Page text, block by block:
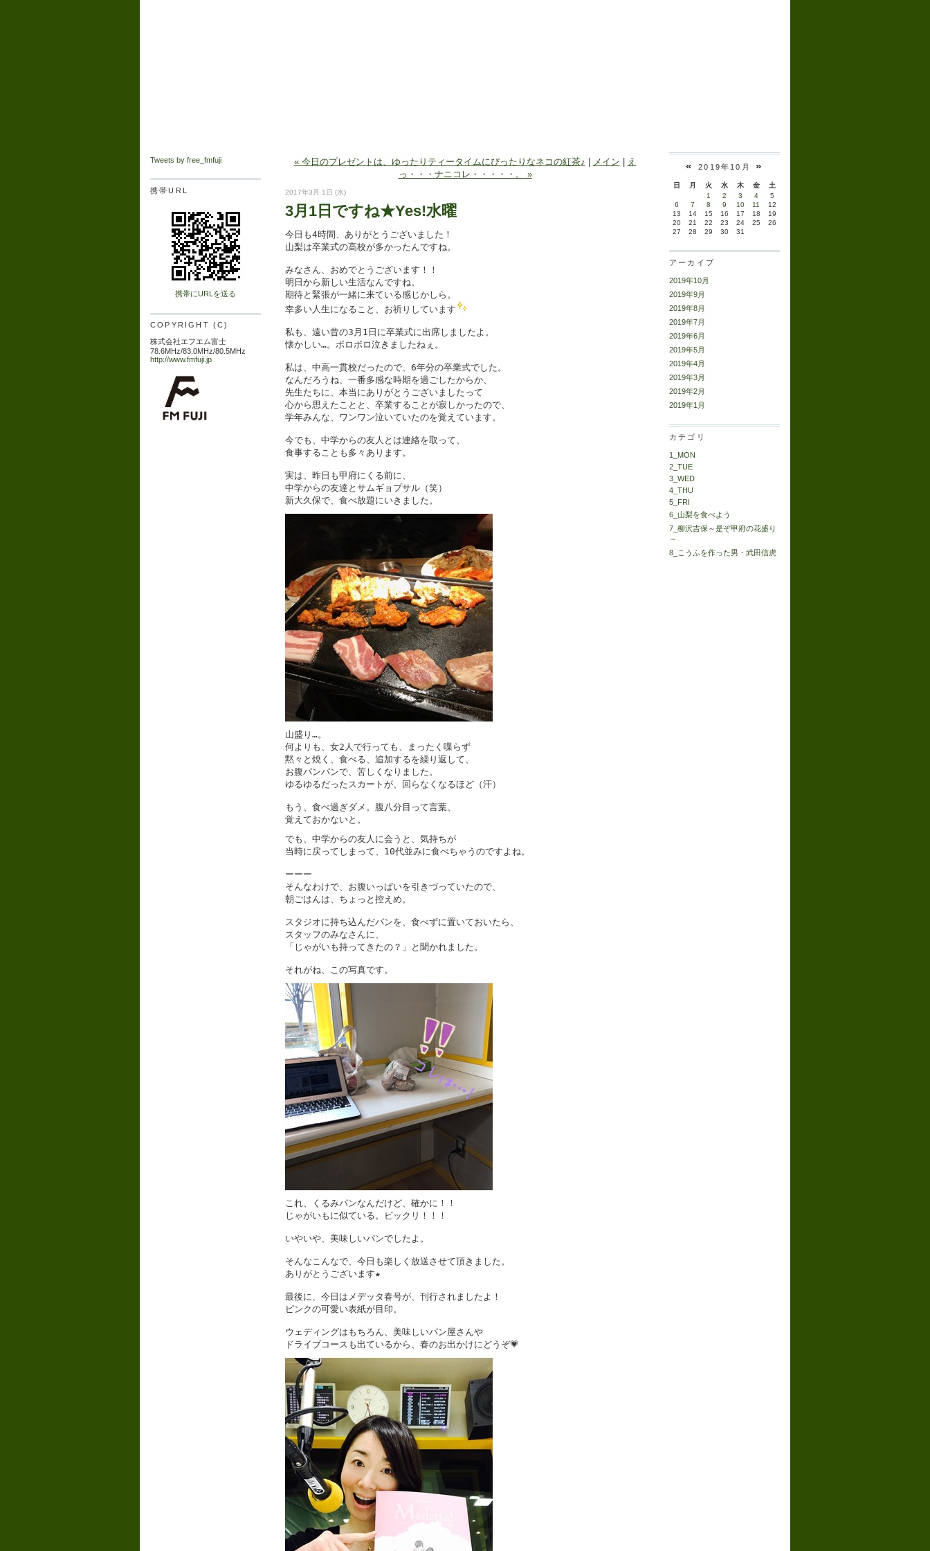
Tweets by free_fmfuji
携帯URL
携帯にURLを送る
COPYRIGHT (C)
株式会社エフエム富士
78.6MHz/83.0MHz/80.5MHz
http://www.fmfuji.jp
« 今日のプレゼントは、ゆったりティータイムにぴったりなネコの紅茶♪ メイン
え
っ・・・ナニコレ・・・・・。 »
2017年3月 1日 (水)
3月1日ですね★Yes!水曜
今日も4時間、ありがとうございました！
山梨は卒業式の高校が多かったんですね。
みなさん、おめでとうございます！！
明日から新しい生活なんですね。
期待と緊張が一緒に来ている感じかしら。
幸多い人生になること、お祈りしています
私も、遠い昔の3月1日に卒業式に出席しましたよ。
懐かしい…。ボロボロ泣きましたねぇ。
私は、中高一貫校だったので、6年分の卒業式でした。
なんだろうね、一番多感な時期を過ごしたからか、
先生たちに、本当にありがとうございましたって
心から思えたことと、卒業することが寂しかったので、
学年みんな、ワンワン泣いていたのを覚えています。
今でも、中学からの友人とは連絡を取って、
食事することも多々あります。
実は、昨日も甲府にくる前に、
中学からの友達とサムギョプサル（笑）
新大久保で、食べ放題にいきました。
山盛り…。
何よりも、女2人で行っても、まったく喋らず
黙々と焼く、食べる、追加するを繰り返して、
お腹パンパンで、苦しくなりました。
ゆるゆるだったスカートが、回らなくなるほど（汗）
もう、食べ過ぎダメ。腹八分目って言葉、
覚えておかないと。
でも、中学からの友人に会うと、気持ちが
当時に戻ってしまって、10代並みに食べちゃうのですよね。
ーーー
そんなわけで、お腹いっぱいを引きづっていたので、
朝ごはんは、ちょっと控えめ。
スタジオに持ち込んだパンを、食べずに置いておいたら、
スタッフのみなさんに、
「じゃがいも持ってきたの？」と聞かれました。
それがね、この写真です。
これ、くるみパンなんだけど、確かに！！
じゃがいもに似ている。ビックリ！！！
いやいや、美味しいパンでしたよ。
そんなこんなで、今日も楽しく放送させて頂きました。
ありがとうございます★
最後に、今日はメデッタ春号が、刊行されましたよ！
ピンクの可愛い表紙が目印。
ウェディングはもちろん、美味しいパン屋さんや
ドライブコースも出ているから、春のお出かけにどうぞ💗
«2019年10月 »
日 月 火 水 木 金
土
1
2 3 4
5
6
7 8 9 10 11
12
13
14 15 16 17 18
19
20
21 22 23 24 25
26
27
28 29 30 31
アーカイブ
2019年10月
2019年9月
2019年8月
2019年7月
2019年6月
2019年5月
2019年4月
2019年3月
2019年2月
2019年1月
カテゴリ
1_MON
2_TUE
3_WED
4_THU
5_FRI
6_山梨を食べよう
7_柳沢吉保～是ぞ甲府の花盛り
～
8_こうふを作った男・武田信虎